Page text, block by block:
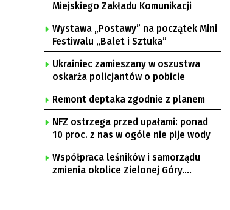
Miejskiego Zakładu Komunikacji
Wystawa „Postawy” na początek Mini
Festiwalu „Balet i Sztuka”
Ukrainiec zamieszany w oszustwa
oskarża policjantów o pobicie
Remont deptaka zgodnie z planem
NFZ ostrzega przed upałami: ponad
10 proc. z nas w ogóle nie pije wody
Współpraca leśników i samorządu
zmienia okolice Zielonej Góry.